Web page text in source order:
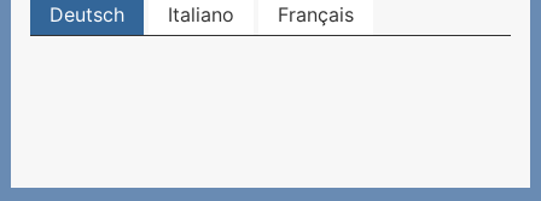
Deutsch
Italiano Français
Prestataire inatteignable